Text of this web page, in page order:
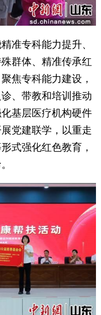
专科能力提升、
群体、精准传承红
焦专科能力建设，
、带教和培训推动
基层医疗机构硬件
党建联学，以重走
式强化红色教育，